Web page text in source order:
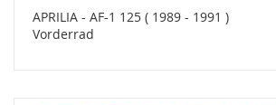
APRILIA - AF-1 125 ( 1989 - 1991 )
Vorderrad